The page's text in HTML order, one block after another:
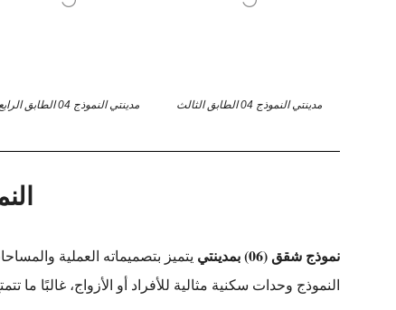
مدينتي النموذج 04 الطابق الثالث مدينتي النموذج 04 الطابق الرابع
نموذج شقق (06) بمدينتي
يتميز بتصميماته العملية
النموذج وحدات سكنية مثالية للأفراد أو الأزواج، غالبًا